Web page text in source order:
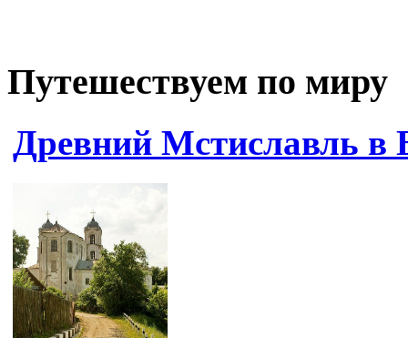
Путешествуем по миру
Древний Мстиславль в